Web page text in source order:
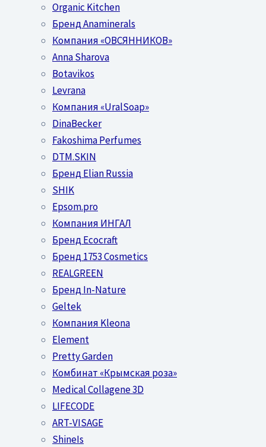
Organic Kitchen
Бренд Anaminerals
Компания «ОВСЯННИКОВ»
Anna Sharova
Botavikos
Levrana
Компания «UralSoap»
DinaBecker
Fakoshima Perfumes
DTM.SKIN
Бренд Elian Russia
SHIK
Epsom.pro
Компания ИНГАЛ
Бренд Ecocraft
Бренд 1753 Cosmetics
REALGREEN
Бренд In-Nature
Geltek
Компания Kleona
Element
Pretty Garden
Комбинат «Крымская роза»
Medical Collagene 3D
LIFECODE
ART-VISAGE
ShineIs